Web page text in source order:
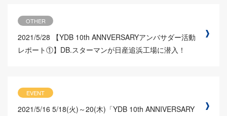
OTHER
2021/5/28
【YDB 10th ANNVERSARYアンバサダー活動
レポート①】DB.スターマンが日産追浜工場に潜入！
EVENT
2021/5/16 5/18(火)～20(木)「YDB 10th ANNIVERSARY